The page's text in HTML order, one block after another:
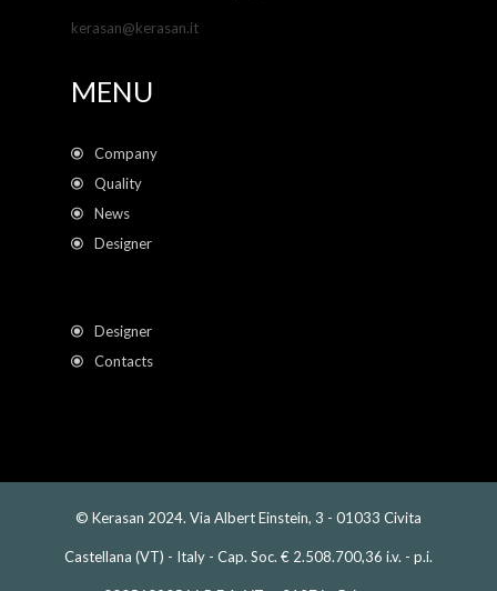
kerasan@kerasan.it
MENU
Company
Quality
News
Designer
Designer
Contacts
© Kerasan 2024. Via Albert Einstein, 3 - 01033 Civita
Castellana (VT) - Italy - Cap. Soc. € 2.508.700,36 i.v. - p.i.